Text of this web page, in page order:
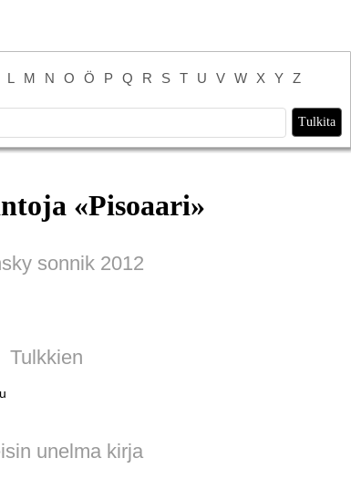
L M N O Ö P Q R S T U V W X Y Z
«Pisoaari»
sonnik 2012
Tulkkien
unelma kirja